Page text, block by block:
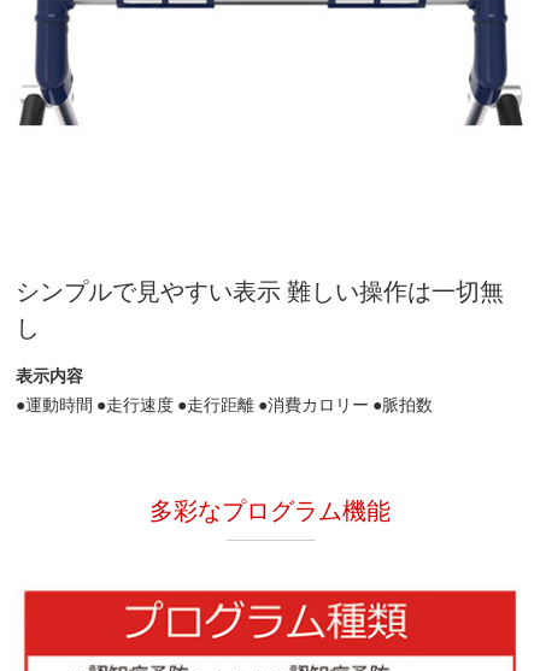
シンプルで見やすい表示 難しい操作は一切無
し
表示内容
●運動時間 ●走行速度 ●走行距離 ●消費カロリー ●脈拍数
多彩なプログラム機能